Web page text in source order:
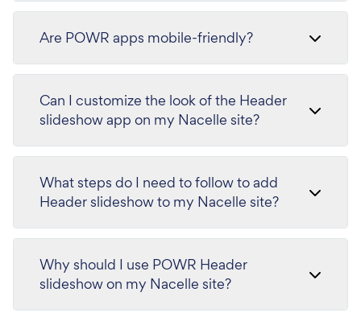
Are POWR apps mobile-friendly?
Can I customize the look of the Header
slideshow app on my Nacelle site?
What steps do I need to follow to add
Header slideshow to my Nacelle site?
Why should I use POWR Header
slideshow on my Nacelle site?